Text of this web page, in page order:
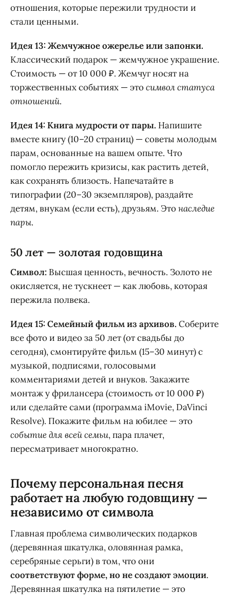
отношения, которые пережили трудности и
стали ценными.
Идея 13: Жемчужное ожерелье или запонки.
Классический подарок — жемчужное украшение.
Стоимость — от 10 000 ₽. Жемчуг носят на
торжественных событиях — этосимвол статуса
отношений.
Идея 14: Книга мудрости от пары. Напишите
вместе книгу (10–20 страниц) — советы молодым
парам, основанные на вашем опыте. Что
помогло пережить кризисы, как растить детей,
как сохранять близость. Напечатайте в
типографии (20–30 экземпляров), раздайте
детям, внукам (если есть), друзьям. Этонаследие
пары.
50 лет — золотая годовщина
Символ: Высшая ценность, вечность. Золото не
окисляется, не тускнеет — как любовь, которая
пережила полвека.
Идея 15: Семейный фильм из архивов. Соберите
все фото и видео за 50 лет (от свадьбы до
сегодня), смонтируйте фильм (15–30 минут) с
музыкой, подписями, голосовыми
комментариями детей и внуков. Закажите
монтаж у фрилансера (стоимость от 10 000 ₽)
или сделайте сами (программа iMovie, DaVinci
Resolve). Покажите фильм на юбилее — это
событие для всей семьи, пара плачет,
пересматривает многократно.
Почему персональная песня
работает на любую годовщину —
независимо от символа
Главная проблема символических подарков
(деревянная шкатулка, оловянная рамка,
серебряные серьги) в том, что они
соответствуют форме, но не создают эмоции.
Деревянная шкатулка на пятилетие — это